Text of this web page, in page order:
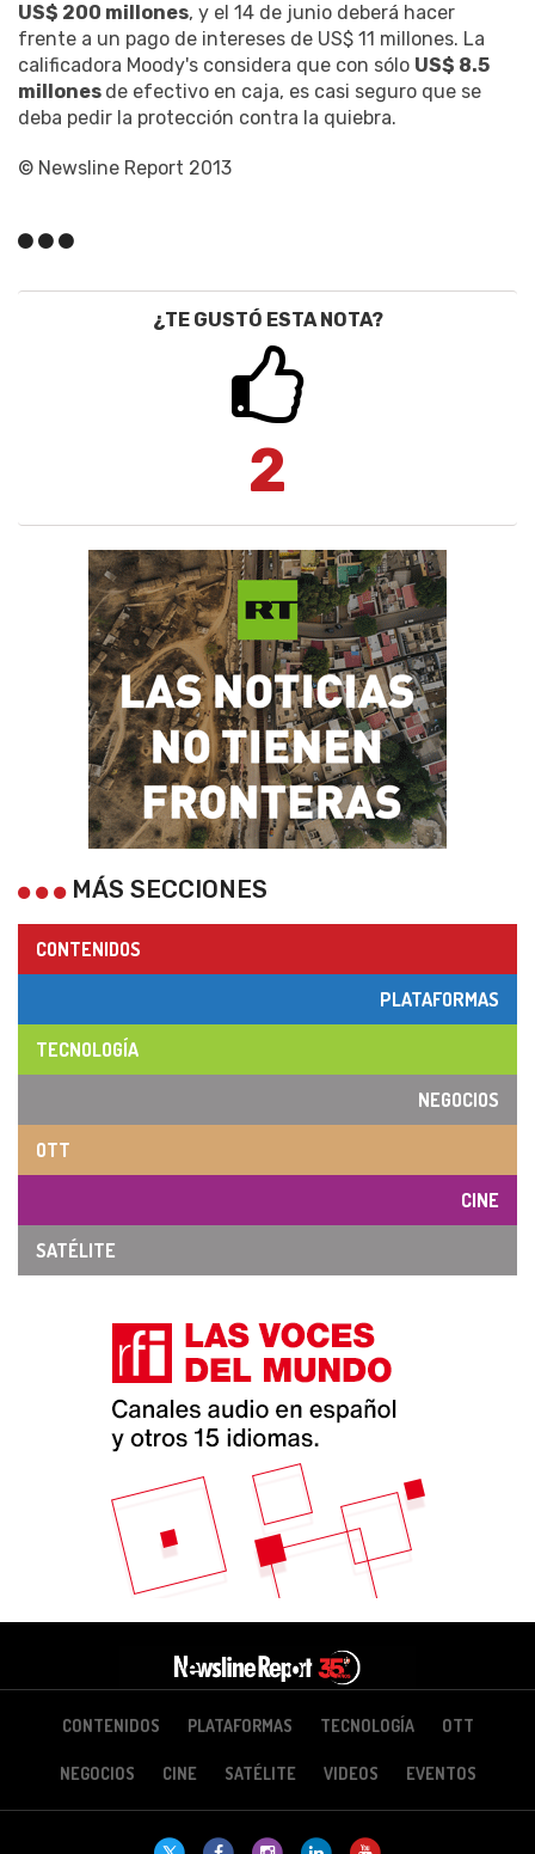
US$ 200 millones, y el 14 de junio deberá hacer
frente a un pago de intereses de US$ 11 millones. La
calificadora Moody's considera que con sólo US$ 8.5
millones de efectivo en caja, es casi seguro que se
deba pedir la protección contra la quiebra.
© Newsline Report 2013
¿TE GUSTÓ ESTA NOTA?
2
MÁS SECCIONES
CONTENIDOS
PLATAFORMAS
TECNOLOGÍA
NEGOCIOS
OTT
CINE
SATÉLITE
CONTENIDOS PLATAFORMAS TECNOLOGÍA OTT
NEGOCIOS CINE SATÉLITE VIDEOS EVENTOS